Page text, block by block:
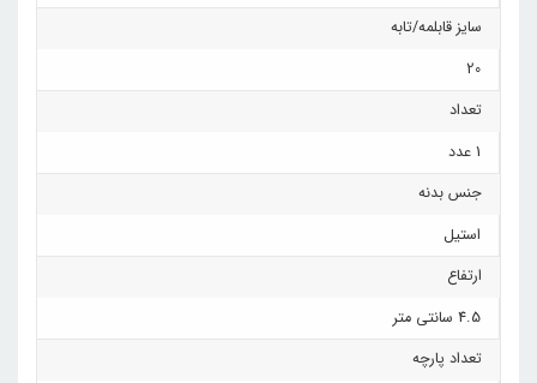
سایز قابلمه/تابه
20
تعداد
1 عدد
جنس بدنه
استیل
ارتفاع
4.5 سانتی متر
تعداد پارچه